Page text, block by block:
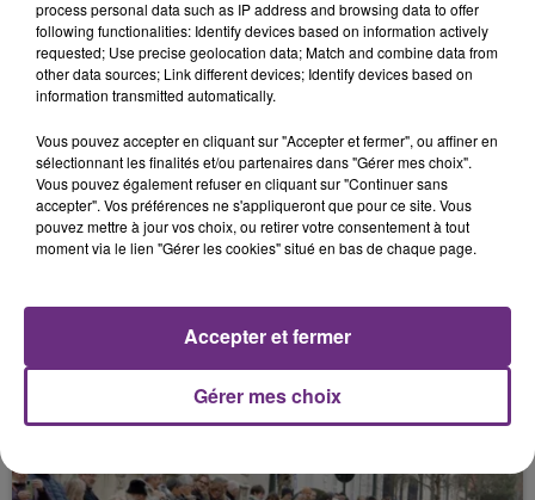
1er août 2026
UNE FEMME S'ÉTOUFFE EN MANGEANT UN
FRUIT DANS UN SUPERMARCHÉ
31 juillet 2026
ATTENTION AU GRAND CHASSÉ-CROISÉ
DE CE WEEK-END SUR LES GRANDS AXES
process personal data such as IP address and browsing data to offer
following functionalities: Identify devices based on information actively
requested; Use precise geolocation data; Match and combine data from
other data sources; Link different devices; Identify devices based on
information transmitted automatically.
Vous pouvez accepter en cliquant sur "Accepter et fermer", ou affiner en
sélectionnant les finalités et/ou partenaires dans "Gérer mes choix".
Vous pouvez également refuser en cliquant sur "Continuer sans
accepter". Vos préférences ne s'appliqueront que pour ce site. Vous
pouvez mettre à jour vos choix, ou retirer votre consentement à tout
moment via le lien "Gérer les cookies" situé en bas de chaque page.
Gérer mes choix
Accepter et fermer